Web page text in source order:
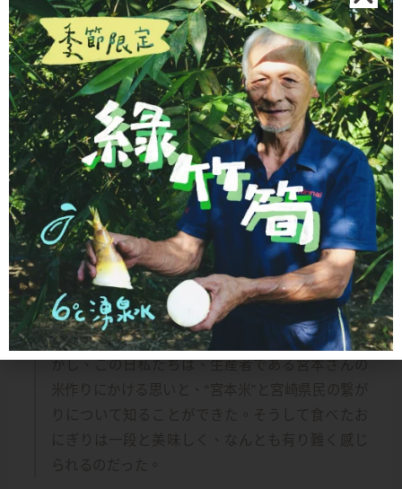
めて作った米なんです」と、私たちに繰り返し伝
えた。
大部分消費者可能會根據米的品牌和包
裝來決定購買哪一種米。然而，那天我
們了解了生產者 宮本先生對種植稻米的
熱情以及“宮本米”和宮崎縣居民之間的深
厚連結因此，我們品嚐的飯糰更加美
味，讓我們感到非常感激。
大部分を占める消費者は、米のブランドやパッケ
ージによって、どの米を買うか決めるだろう。し
かし、この日私たちは、生産者である宮本さんの